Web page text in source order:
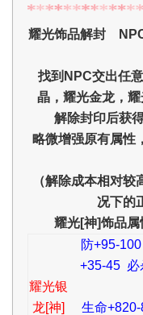
耀光饰品解封
找到NPC交出任
晶，耀光金龙，
解除封印后获
略微增强原有属性
（解除成本相对
况下的
耀光[神]饰品属
耀光银
龙[神]
防+95-
+35-45 必
生命